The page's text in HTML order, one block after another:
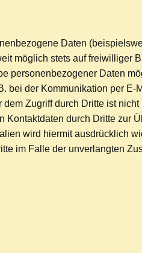
Daten
möglich stets auf freiwilliger
personenbezogener Daten
bei der Kommunikation per
dem Zugriff durch Dritte ist
Kontaktdaten durch Dritte zur
wird hiermit ausdrücklich
im Falle der unverlangten